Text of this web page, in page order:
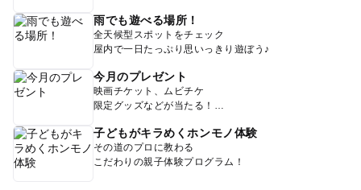
雨でも遊べる場所！
全天候型スポットをチェック
屋内で一日たっぷり思いっきり遊ぼう♪
今月のプレゼント
映画チケット、ムビチケ
限定グッズなどが当たる！
子どもがキラめくホンモノ体験
その道のプロに教わる
こだわりの親子体験プログラム！